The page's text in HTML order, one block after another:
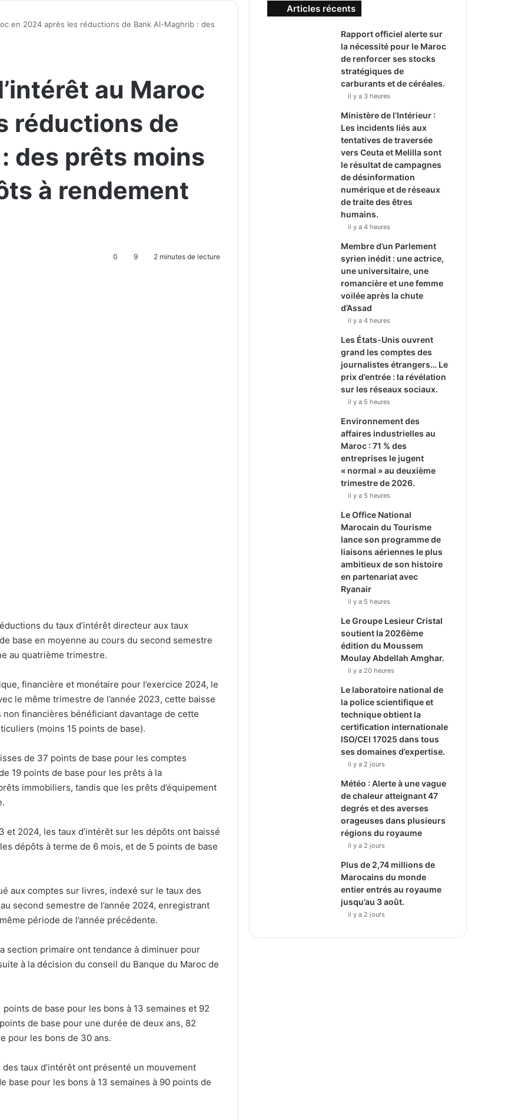
en 2024 après les réductions de Bank Al-Maghrib : des
au Maroc
réductions de
des prêts moins
à rendement
0 9 2 minutes de lecture
du taux d’intérêt directeur aux taux
base en moyenne au cours du second semestre
au quatrième trimestre.
financière et monétaire pour l’exercice 2024, le
le même trimestre de l’année 2023, cette baisse
financières bénéficiant davantage de cette
(moins 15 points de base).
de 37 points de base pour les comptes
19 points de base pour les prêts à la
immobiliers, tandis que les prêts d’équipement
et 2024, les taux d’intérêt sur les dépôts ont baissé
dépôts à terme de 6 mois, et de 5 points de base
aux comptes sur livres, indexé sur le taux des
second semestre de l’année 2024, enregistrant
période de l’année précédente.
section primaire ont tendance à diminuer pour
à la décision du conseil du Banque du Maroc de
de base pour les bons à 13 semaines et 92
de base pour une durée de deux ans, 82
pour les bons de 30 ans.
taux d’intérêt ont présenté un mouvement
base pour les bons à 13 semaines à 90 points de
Articles récents
Rapport officiel alerte sur
la nécessité pour le Maroc
de renforcer ses stocks
stratégiques de
carburants et de céréales.
il y a 3 heures
Ministère de l’Intérieur :
Les incidents liés aux
tentatives de traversée
vers Ceuta et Melilla sont
le résultat de campagnes
de désinformation
numérique et de réseaux
de traite des êtres
humains.
il y a 4 heures
Membre d’un Parlement
syrien inédit : une actrice,
une universitaire, une
romancière et une femme
voilée après la chute
d’Assad
il y a 4 heures
Les États-Unis ouvrent
grand les comptes des
journalistes étrangers… Le
prix d’entrée : la révélation
sur les réseaux sociaux.
il y a 5 heures
Environnement des
affaires industrielles au
Maroc : 71 % des
entreprises le jugent
« normal » au deuxième
trimestre de 2026.
il y a 5 heures
Le Office National
Marocain du Tourisme
lance son programme de
liaisons aériennes le plus
ambitieux de son histoire
en partenariat avec
Ryanair
il y a 5 heures
Le Groupe Lesieur Cristal
soutient la 2026ème
édition du Moussem
Moulay Abdellah Amghar.
il y a 20 heures
Le laboratoire national de
la police scientifique et
technique obtient la
certification internationale
ISO/CEI 17025 dans tous
ses domaines d’expertise.
il y a 2 jours
Météo : Alerte à une vague
de chaleur atteignant 47
degrés et des averses
orageuses dans plusieurs
régions du royaume
il y a 2 jours
Plus de 2,74 millions de
Marocains du monde
entier entrés au royaume
jusqu’au 3 août.
il y a 2 jours